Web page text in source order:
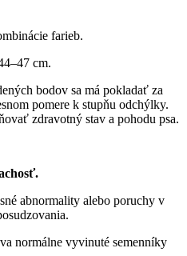
farieb.
cm.
bodov sa má pokladať za
pomere k stupňu odchýlky.
zdravotný stav a pohodu psa.
abnormality alebo poruchy v
normálne vyvinuté semenníky